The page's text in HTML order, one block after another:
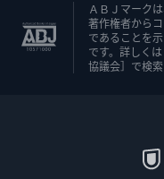
ＡＢＪマーク
著作権者から
であることを
です。詳しく
協議会］で検索